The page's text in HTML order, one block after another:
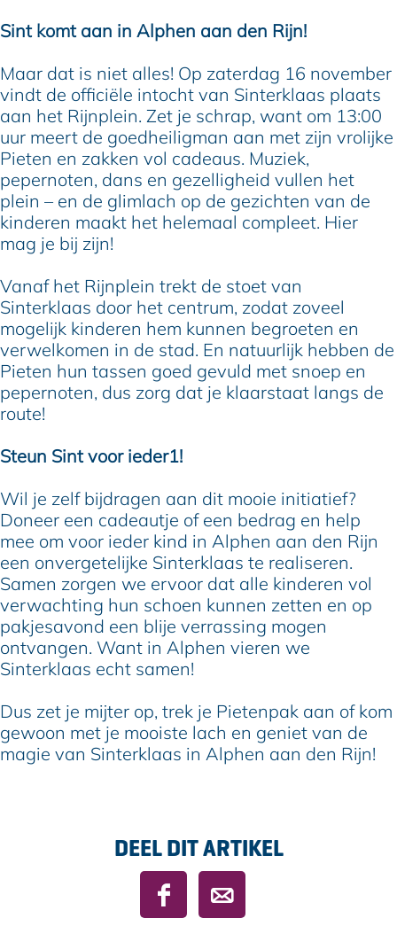
Sint komt aan in Alphen aan den Rijn!
Maar dat is niet alles! Op zaterdag 16 november
vindt de officiële intocht van Sinterklaas plaats
aan het Rijnplein. Zet je schrap, want om 13:00
uur meert de goedheiligman aan met zijn vrolijke
Pieten en zakken vol cadeaus. Muziek,
pepernoten, dans en gezelligheid vullen het
plein – en de glimlach op de gezichten van de
kinderen maakt het helemaal compleet. Hier
mag je bij zijn!
Vanaf het Rijnplein trekt de stoet van
Sinterklaas door het centrum, zodat zoveel
mogelijk kinderen hem kunnen begroeten en
verwelkomen in de stad. En natuurlijk hebben de
Pieten hun tassen goed gevuld met snoep en
pepernoten, dus zorg dat je klaarstaat langs de
route!
Steun Sint voor ieder1!
Wil je zelf bijdragen aan dit mooie initiatief?
Doneer een cadeautje of een bedrag en help
mee om voor ieder kind in Alphen aan den Rijn
een onvergetelijke Sinterklaas te realiseren.
Samen zorgen we ervoor dat alle kinderen vol
verwachting hun schoen kunnen zetten en op
pakjesavond een blije verrassing mogen
ontvangen. Want in Alphen vieren we
Sinterklaas echt samen!
Dus zet je mijter op, trek je Pietenpak aan of kom
gewoon met je mooiste lach en geniet van de
magie van Sinterklaas in Alphen aan den Rijn!
DEEL DIT ARTIKEL
D
e
D
e